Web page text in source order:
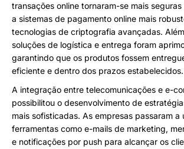
transações online tornaram-se mais
a sistemas de pagamento online mais
tecnologias de criptografia avançadas.
soluções de logística e entrega foram
garantindo que os produtos fossem
eficiente e dentro dos prazos estabelecidos.
A integração entre telecomunicações e e-
possibilitou o desenvolvimento de
mais sofisticadas. As empresas passaram a
ferramentas como e-mails de marketing,
e notificações por push para alcançar os